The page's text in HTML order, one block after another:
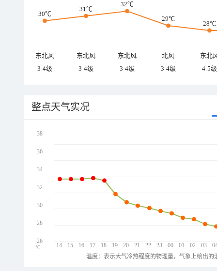
30℃
31℃
32℃
29℃
28℃
东北风 东北风 东北风 北风
东北
3-4级
3-4级 3-4级 3-4级 4-5级
整点天气实况
14 15 16 17 18 19 20 21 22 23 00 01 02 03
38
36
34
32
30
28
26
℃
温度：表示大气冷热程度的物理量，气象上给出